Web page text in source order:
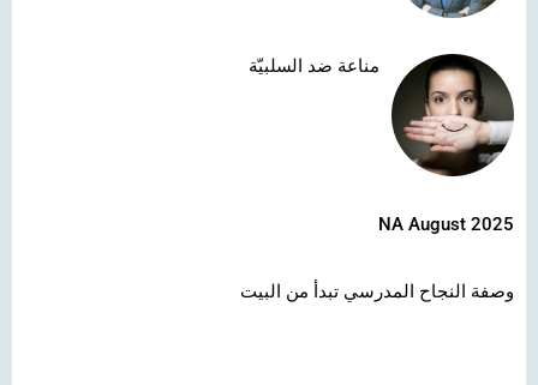
مناعة ضد السلبيّة
NA August 2025
وصفة النجاح المدرسي تبدأ من البيت